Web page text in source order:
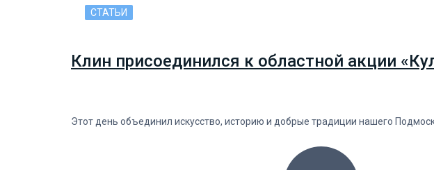
СТАТЬИ
Клин присоединился к областной акции
Этот день объединил искусство, историю и добрые традиции нашего